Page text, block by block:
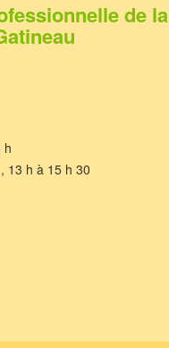
de la
h
13 h à 15 h 30